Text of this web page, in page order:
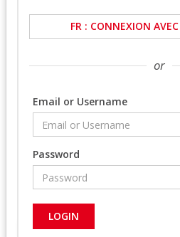
FR : CONNEXION
or
Email or Username
Password